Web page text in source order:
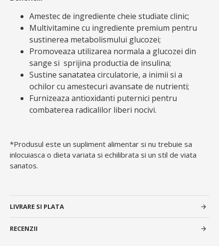
Amestec de ingrediente cheie studiate clinic;
Multivitamine cu ingrediente premium pentru
sustinerea metabolismului glucozei;
Promoveaza utilizarea normala a glucozei din
sange si sprijina productia de insulina;
Sustine sanatatea circulatorie, a inimii si a
ochilor cu amestecuri avansate de nutrienti;
Furnizeaza antioxidanti puternici pentru
combaterea radicalilor liberi nocivi.
*Produsul este un supliment alimentar si nu trebuie sa
inlocuiasca o dieta variata si echilibrata si un stil de viata
sanatos.
LIVRARE SI PLATA
RECENZII